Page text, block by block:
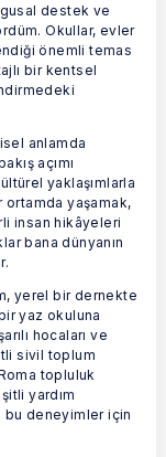
destek ve
Okullar, evler
önemli temas
bir kentsel
anlamda
açımı
yaklaşımlarla
ortamda yaşamak,
insan hikâyeleri
bana dünyanın
yerel bir dernekte
yaz okuluna
hocaları ve
sivil toplum
topluluk
yardım
bu deneyimler için